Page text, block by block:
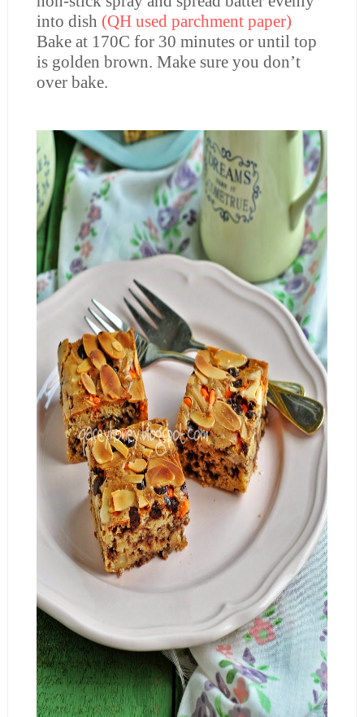
into dish (QH used parchment paper)
Bake at 170C for 30 minutes or until top
is golden brown. Make sure you don’t
over bake.